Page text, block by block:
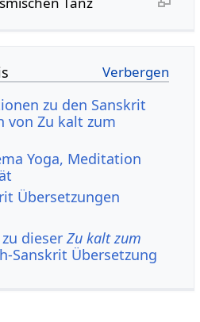
zu den Sanskrit
von Zu kalt zum
Yoga, Meditation
Übersetzungen
dieserZu kalt zum
Sanskrit Übersetzung